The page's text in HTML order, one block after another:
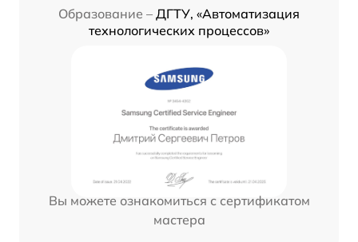
Образование – ДГТУ, «Автоматизация
технологических процессов»
Вы можете ознакомиться с сертификатом
мастера